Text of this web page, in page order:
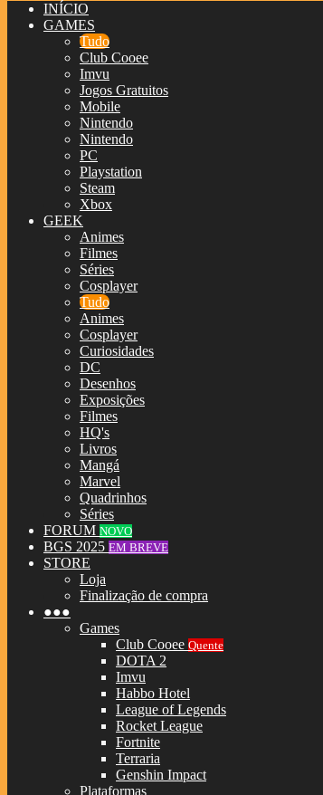
INÍCIO
GAMES
Tudo
Club Cooee
Imvu
Jogos Gratuitos
Mobile
Nintendo
Nintendo
PC
Playstation
Steam
Xbox
GEEK
Animes
Filmes
Séries
Cosplayer
Tudo
Animes
Cosplayer
Curiosidades
DC
Desenhos
Exposições
Filmes
HQ's
Livros
Mangá
Marvel
Quadrinhos
Séries
FORUM NOVO
BGS 2025 EM BREVE
STORE
Loja
Finalização de compra
●●●
Games
Club Cooee Quente
DOTA 2
Imvu
Habbo Hotel
League of Legends
Rocket League
Fortnite
Terraria
Genshin Impact
Plataformas